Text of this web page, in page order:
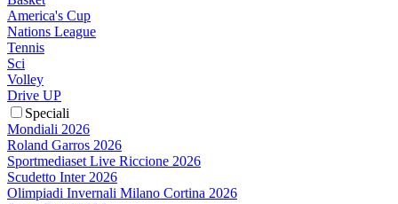
America's Cup
Nations League
Tennis
Sci
Volley
Drive UP
Speciali
Mondiali 2026
Roland Garros 2026
Sportmediaset Live Riccione 2026
Scudetto Inter 2026
Olimpiadi Invernali Milano Cortina 2026